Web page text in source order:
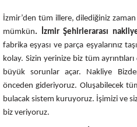
İzmir’den tüm illere, dilediğiniz
mümkün. İzmir Şehirlerarası
fabrika eşyası ve parça eşyalarınız
kolay. Sizin yerinize biz tüm
büyük sorunlar açar. Nakliye
önceden gideriyoruz. Oluşabilecek
bulacak sistem kuruyoruz. İşimizi ve
biz veriyoruz.